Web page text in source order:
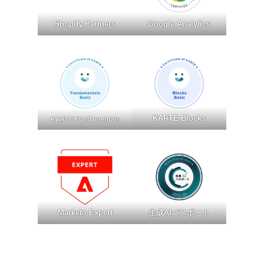
Shopify Partners Google Analytics
KARTE Fundamentals KARTE Blocks
Marketo Expert 生成AIパスポート